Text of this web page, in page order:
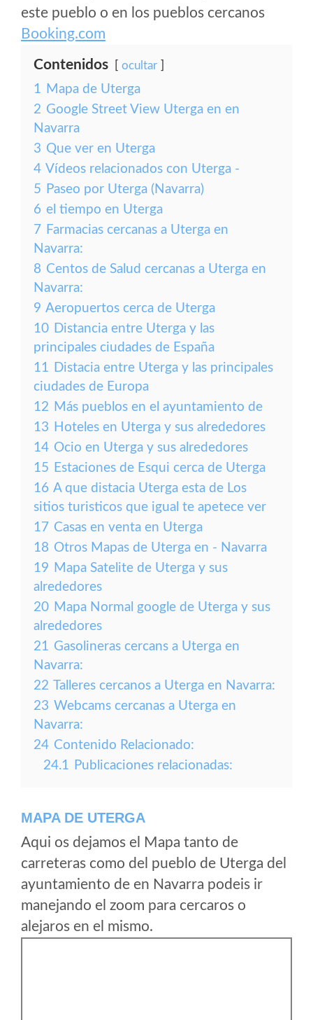
este pueblo o en los pueblos cercanos
Booking.com
Contenidos ocultar
1 Mapa de Uterga
2 Google Street View Uterga en en
Navarra
3 Que ver en Uterga
4 Vídeos relacionados con Uterga -
5 Paseo por Uterga (Navarra)
6 el tiempo en Uterga
7 Farmacias cercanas a Uterga en
Navarra:
8 Centos de Salud cercanas a Uterga en
Navarra:
9 Aeropuertos cerca de Uterga
10 Distancia entre Uterga y las
principales ciudades de España
11 Distacia entre Uterga y las principales
ciudades de Europa
12 Más pueblos en el ayuntamiento de
13 Hoteles en Uterga y sus alrededores
14 Ocio en Uterga y sus alrededores
15 Estaciones de Esqui cerca de Uterga
16 A que distacia Uterga esta de Los
sitios turisticos que igual te apetece ver
17 Casas en venta en Uterga
18 Otros Mapas de Uterga en - Navarra
19 Mapa Satelite de Uterga y sus
alrededores
20 Mapa Normal google de Uterga y sus
alrededores
21 Gasolineras cercans a Uterga en
Navarra:
22 Talleres cercanos a Uterga en Navarra:
23 Webcams cercanas a Uterga en
Navarra:
24 Contenido Relacionado:
24.1 Publicaciones relacionadas:
MAPA DE UTERGA
Aqui os dejamos el Mapa tanto de
carreteras como del pueblo de Uterga del
ayuntamiento de en Navarra podeis ir
manejando el zoom para cercaros o
alejaros en el mismo.